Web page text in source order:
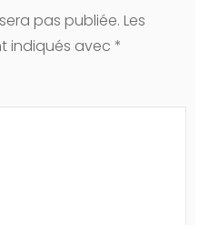
pas publiée. Les
indiqués avec *